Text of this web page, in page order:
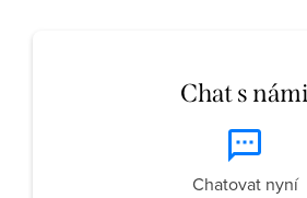
Chat s námi
Chatovat nyní